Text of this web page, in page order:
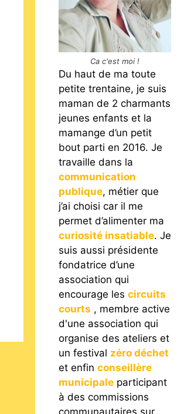
Ca c'est moi !
Du haut de ma toute
petite trentaine, je suis
maman de 2 charmants
jeunes enfants et la
mamange d’un petit
bout parti en 2016. Je
travaille dans la
communication
publique, métier que
j’ai choisi car il me
permet d’alimenter ma
curiosité insatiable. Je
suis aussi présidente
fondatrice d’une
association qui
encourage les circuits
courts , membre active
d'une association qui
organise des ateliers et
un festival zéro déchet
et enfin conseillère
municipaleparticipant
à des commissions
communautaires sur